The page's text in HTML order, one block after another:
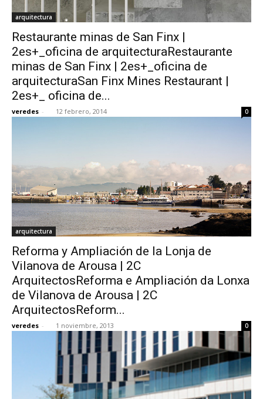
arquitectura
Restaurante minas de San Finx |
2es+_oficina de arquitecturaRestaurante
minas de San Finx | 2es+_oficina de
arquitecturaSan Finx Mines Restaurant |
2es+_ oficina de...
veredes - 12 febrero, 2014 0
arquitectura
Reforma y Ampliación de la Lonja de
Vilanova de Arousa | 2C
ArquitectosReforma e Ampliación da Lonxa
de Vilanova de Arousa | 2C
ArquitectosReform...
veredes - 1 noviembre, 2013 0